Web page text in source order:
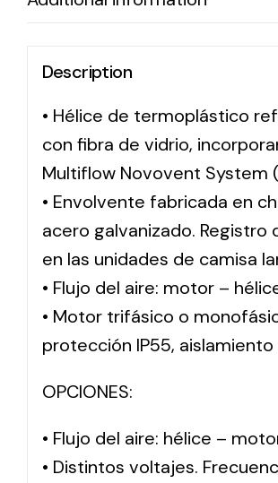
Description
• Hélice de termoplástico
con fibra de vidrio,
Multiflow Novovent System
• Envolvente fabricada en
acero galvanizado. Registro
en las unidades de camisa
• Flujo del aire: motor –
• Motor trifásico o
protección IP55, aislamiento
OPCIONES:
• Flujo del aire: hélice –
• Distintos voltajes.